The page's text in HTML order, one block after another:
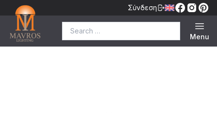
Σύνδεση
Menu